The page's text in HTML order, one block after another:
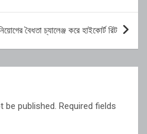
বৈধতা চ্যালেঞ্জ করে হাইকোর্ট রিট
be published. Required fields